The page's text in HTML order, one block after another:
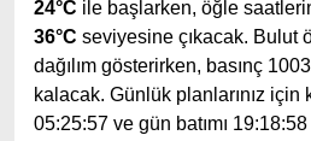
24°C ile başlarken, öğle
36°C seviyesine çıkacak. Bulut
dağılım gösterirken, basınç
kalacak. Günlük planlarınız
05:25:57 ve gün batımı